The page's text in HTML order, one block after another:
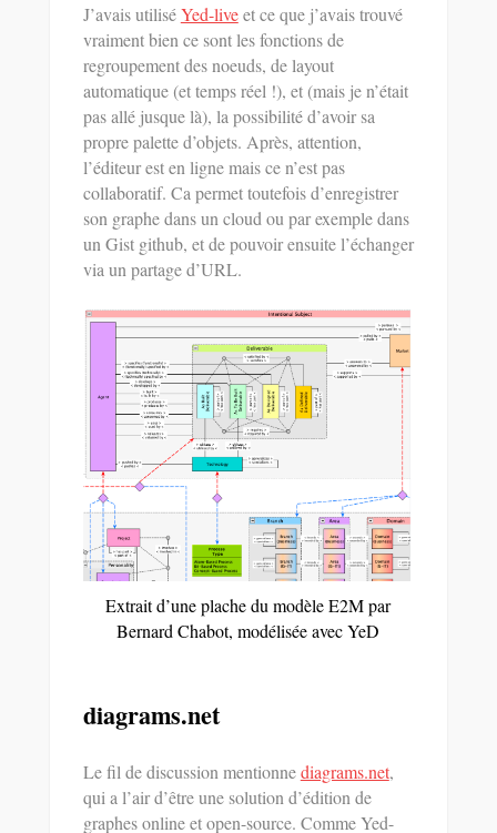
J’avais utiliséYed-liveet ce que j’avais trouvé
vraiment bien ce sont les fonctions de
regroupement des noeuds, de layout
automatique (et temps réel !), et (mais je n’était
pas allé jusque là), la possibilité d’avoir sa
propre palette d’objets. Après, attention,
l’éditeur est en ligne mais ce n’est pas
collaboratif. Ca permet toutefois d’enregistrer
son graphe dans un cloud ou par exemple dans
un Gist github, et de pouvoir ensuite l’échanger
via un partage d’URL.
Extrait d’une plache du modèle E2M par
Bernard Chabot, modélisée avec YeD
diagrams.net
Le fil de discussion mentionnediagrams.net,
qui a l’air d’être une solution d’édition de
graphes online et open-source. Comme Yed-